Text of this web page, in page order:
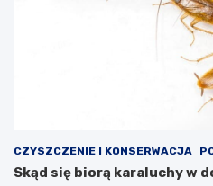
CZYSZCZENIE I KONSERWACJA
Skąd się biorą karaluchy w